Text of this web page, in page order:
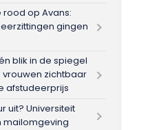
op Avans:
gingen
blik in de spiegel
zichtbaar
afstudeerprijs
uit? Universiteit
mailomgeving